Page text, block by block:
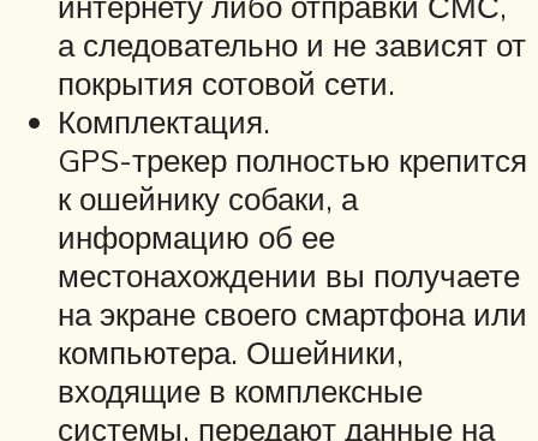
а следовательно и не зависят от
покрытия сотовой сети.
Комплектация.
GPS-трекер полностью крепится
к ошейнику собаки, а
информацию об ее
местонахождении вы получаете
на экране своего смартфона или
компьютера. Ошейники,
входящие в комплексные
системы, передают данные на